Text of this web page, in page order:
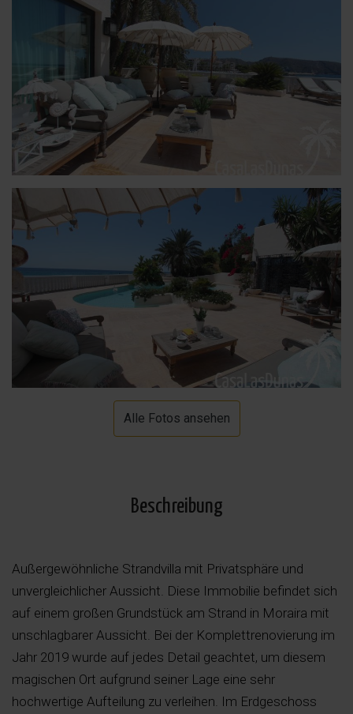
Alle Fotos ansehen
Beschreibung
Außergewöhnliche Strandvilla mit Privatsphäre und
unvergleichlicher Aussicht. Diese Immobilie befindet sich
auf einem großen Grundstück am Strand in Moraira mit
unschlagbarer Aussicht. Bei der Komplettrenovierung im
Jahr 2019 wurde auf jedes Detail geachtet, um diesem
magischen Ort aufgrund seiner Lage eine sehr
hochwertige Aufteilung zu verleihen. Im Erdgeschoss